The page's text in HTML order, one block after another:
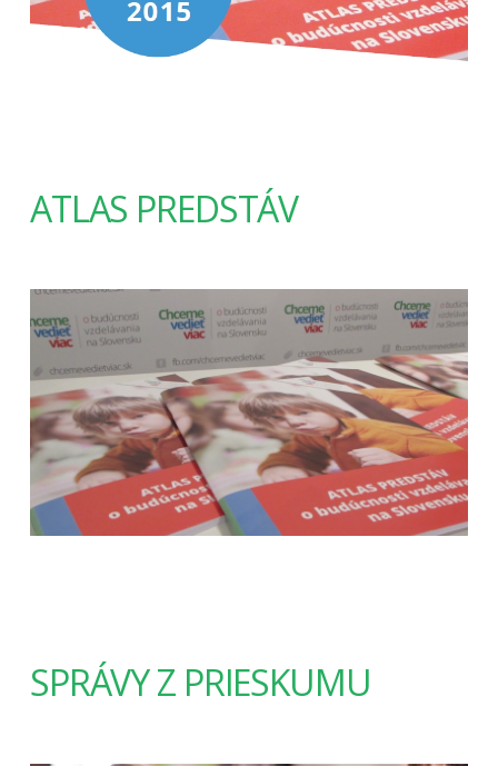
ATLAS PREDSTÁV
SPRÁVY Z PRIESKUMU